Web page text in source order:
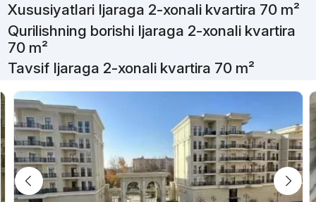
Xususiyatlari Ijaraga 2-xonali kvartira 70 m²
Qurilishning borishi Ijaraga 2-xonali kvartira
70 m²
Tavsif Ijaraga 2-xonali kvartira 70 m²